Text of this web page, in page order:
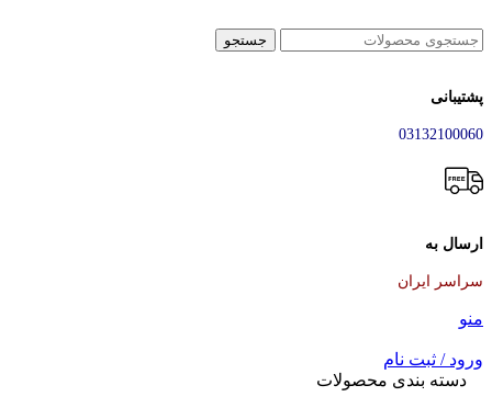
جستجو
پشتیبانی
03132100060
ارسال به
سراسر ایران
منو
ورود / ثبت نام
دسته بندی محصولات